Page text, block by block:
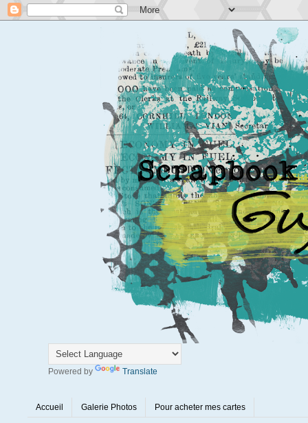
Powered by Translate
Accueil Galerie Photos Pour acheter mes cartes